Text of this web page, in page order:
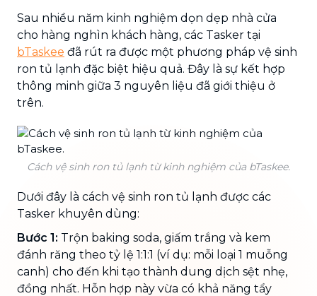
Sau nhiều năm kinh nghiệm dọn dẹp nhà cửa
cho hàng nghìn khách hàng, các Tasker tại
bTaskee đã rút ra được một phương pháp vệ sinh
ron tủ lạnh đặc biệt hiệu quả. Đây là sự kết hợp
thông minh giữa 3 nguyên liệu đã giới thiệu ở
trên.
Cách vệ sinh ron tủ lạnh từ kinh nghiệm của bTaskee.
Dưới đây là cách vệ sinh ron tủ lạnh được các
Tasker khuyên dùng:
Bước 1: Trộn baking soda, giấm trắng và kem
đánh răng theo tỷ lệ 1:1:1 (ví dụ: mỗi loại 1 muỗng
canh) cho đến khi tạo thành dung dịch sệt nhẹ,
đồng nhất. Hỗn hợp này vừa có khả năng tẩy